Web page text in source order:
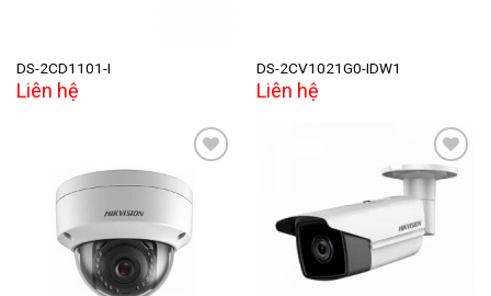
DS-2CD1101-I
Liên hệ
DS-2CV1021G0-IDW1
Liên hệ
wishlist
Add to
wishlist